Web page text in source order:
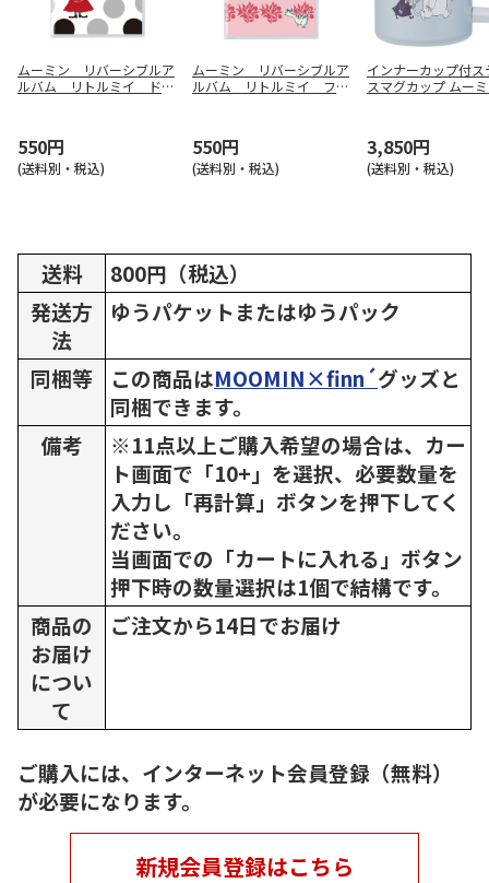
ムーミン リバーシブルア
ルバム リトルミイ ドッ
550円
(送料別・税込)
ムーミン リバーシブルア
ルバム リトルミイ フル
550円
(送料別・税込)
インナーカップ付ス
スマグカップ ムー
3,850円
(送料別・税込)
送料
800円（税込）
発送方
法
ゆうパケットまたはゆうパック
同梱等 この商品はMOOMIN×finn´グッズと
同梱できます。
備考
※11点以上ご購入希望の場合は、カー
ト画面で「10+」を選択、必要数量を
入力し「再計算」ボタンを押下してく
ださい。
当画面での「カートに入れる」ボタン
押下時の数量選択は1個で結構です。
商品の
お届け
につい
て
ご注文から14日でお届け
ご購入には、インターネット会員登録（無料）
が必要になります。
新規会員登録はこちら